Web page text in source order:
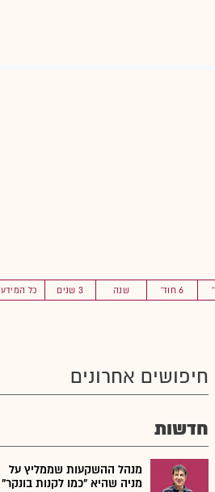
6 חוד' שנה 3 שנים כל המידע
חיפושים אחרונים
חדשות
מנהל ההשקעות שממליץ על
מניה שהיא "כמו לקנות בונקר"